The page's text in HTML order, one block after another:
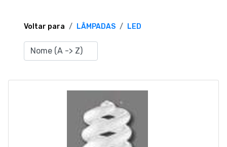
TERMOS E CONDIÇÕES
CATÁLOGOS
Voltar para LÂMPADAS LED